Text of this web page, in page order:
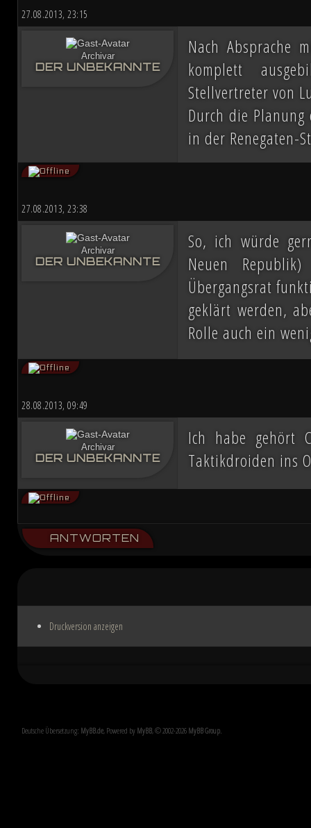
27.08.2013, 23:15
Archivar
DER UNBEKANNTE
Nach Absprache
komplett
Stellvertreter von
Durch die
in der Renegaten-
27.08.2013, 23:38
Archivar
DER UNBEKANNTE
So, ich würde
Neuen
Übergangsrat
geklärt werden,
Rolle auch ein
28.08.2013, 09:49
Archivar
DER UNBEKANNTE
Ich habe gehört
Taktikdroiden ins
ANTWORTEN
Druckversion anzeigen
Deutsche Übersetzung: MyBB.de, Powered by MyBB, © 2002-2026 MyBB Group.